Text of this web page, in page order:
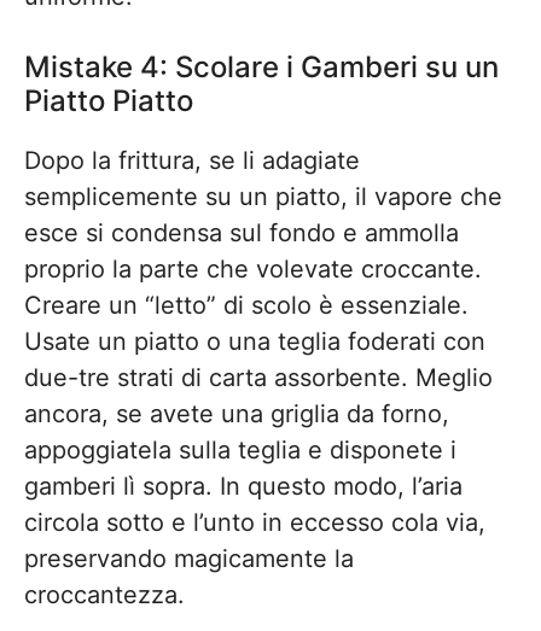
Mistake 4: Scolare i Gamberi su un
Piatto Piatto
Dopo la frittura, se li adagiate
semplicemente su un piatto, il vapore che
esce si condensa sul fondo e ammolla
proprio la parte che volevate croccante.
Creare un “letto” di scolo è essenziale.
Usate un piatto o una teglia foderati con
due-tre strati di carta assorbente. Meglio
ancora, se avete una griglia da forno,
appoggiatela sulla teglia e disponete i
gamberi lì sopra. In questo modo, l’aria
circola sotto e l’unto in eccesso cola via,
preservando magicamente la
croccantezza.